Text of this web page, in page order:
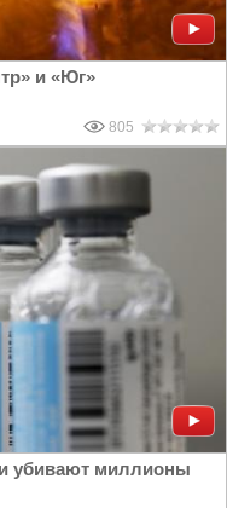
и «Юг»
805
убивают миллионы